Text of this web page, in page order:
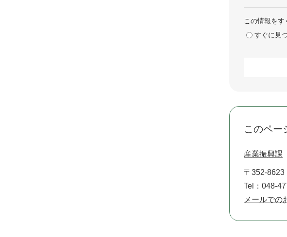
この情報をす
すぐに見
このペー
産業振興課
〒352-8623
Tel：048-
メールでの